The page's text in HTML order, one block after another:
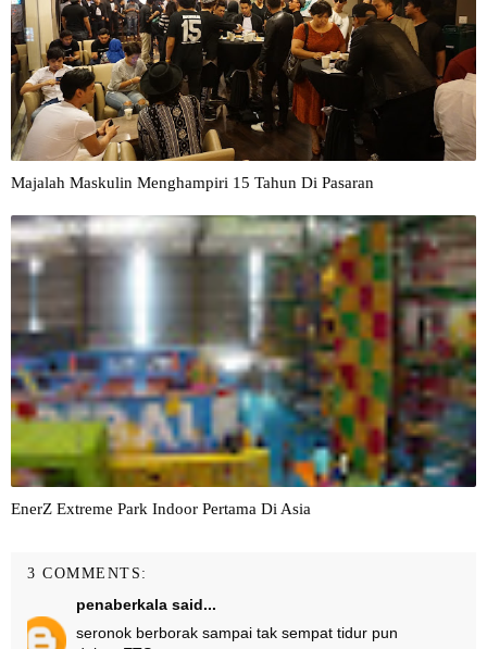
Majalah Maskulin Menghampiri 15 Tahun Di Pasaran
EnerZ Extreme Park Indoor Pertama Di Asia
3 COMMENTS:
penaberkala said...
seronok berborak sampai tak sempat tidur pun